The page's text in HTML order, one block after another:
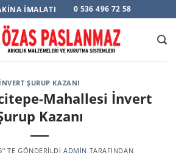
İMALATI 0 536 496 72 58
İNVERT ŞURUP KAZANI
Mahallesi İnvert
Kazanı
’' TE GÖNDERILDI ADMIN TARAFINDAN